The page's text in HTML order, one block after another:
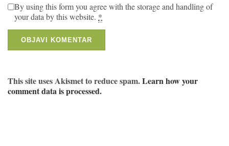
By using this form you agree with the storage and handling of
your data by this website. *
This site uses Akismet to reduce spam.Learn how your
comment data is processed.